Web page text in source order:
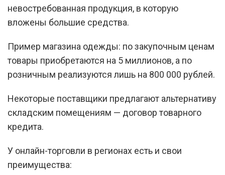
невостребованная продукция, в которую
вложены большие средства.
Пример магазина одежды: по закупочным ценам
товары приобретаются на 5 миллионов, а по
розничным реализуются лишь на 800 000 рублей.
Некоторые поставщики предлагают альтернативу
складским помещениям — договор товарного
кредита.
У онлайн-торговли в регионах есть и свои
преимущества: